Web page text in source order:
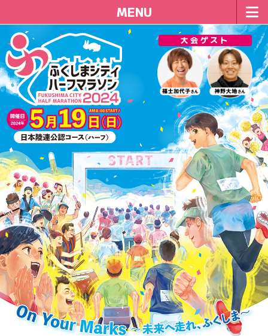
大会ゲスト
MENU
ホーム
大会概要
大会概要
大会ゲスト
ランナーで参加
ボランティア＆ランナー応援
ボランティア及びランナー応援隊の募集
コース＆アクセス
コース
アクセス